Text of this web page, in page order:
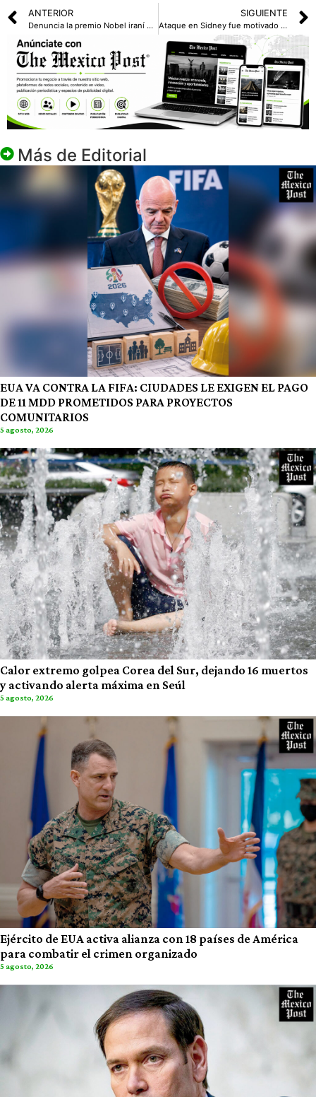
ANTERIOR
Denuncia la premio Nobel iraní haber sido golpeada y amenazada durante su arresto
SIGUIENTE
Ataque en Sidney fue motivado por ideología extremista
Más de Editorial
EUA VA CONTRA LA FIFA: CIUDADES LE EXIGEN EL PAGO
DE 11 MDD PROMETIDOS PARA PROYECTOS
COMUNITARIOS
5 agosto, 2026
Calor extremo golpea Corea del Sur, dejando 16 muertos
y activando alerta máxima en Seúl
5 agosto, 2026
Ejército de EUA activa alianza con 18 países de América
para combatir el crimen organizado
5 agosto, 2026